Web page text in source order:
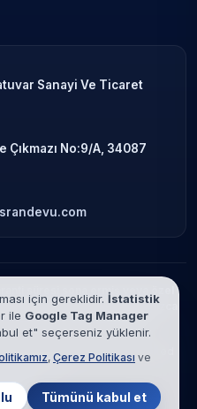
Sanayi Ve Ticaret
No:9/A, 34087
süresi sona ermiş veya özel
verilir. Marka adları yalnızca
ilişkisi bulunmamaktadır.
Sanayi Ve Ticaret Limited
saklıdır.
için gereklidir. İstatistik
ile Google Tag Manager
et" seçerseniz yüklenir.
, Çerez Politikası ve
Tümünü kabul et